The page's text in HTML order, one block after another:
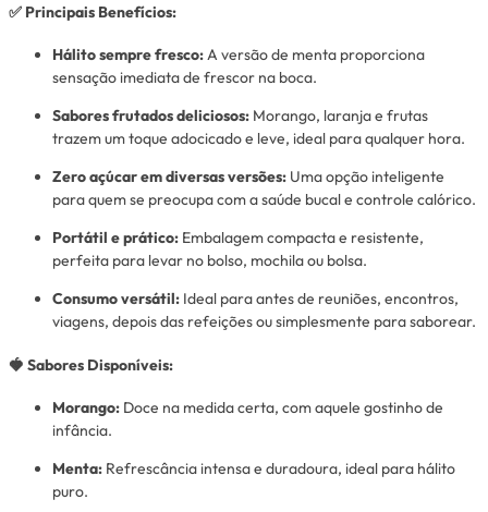
✅ Principais Benefícios:
Hálito sempre fresco:A versão de menta proporciona
sensação imediata de frescor na boca.
Sabores frutados deliciosos: Morango, laranja e frutas
trazem um toque adocicado e leve, ideal para qualquer hora.
Zero açúcar em diversas versões: Uma opção inteligente
para quem se preocupa com a saúde bucal e controle calórico.
Portátil e prático: Embalagem compacta e resistente,
perfeita para levar no bolso, mochila ou bolsa.
Consumo versátil: Ideal para antes de reuniões, encontros,
viagens, depois das refeições ou simplesmente para saborear.
🍓 Sabores Disponíveis:
Morango: Doce na medida certa, com aquele gostinho de
infância.
Menta: Refrescância intensa e duradoura, ideal para hálito
puro.